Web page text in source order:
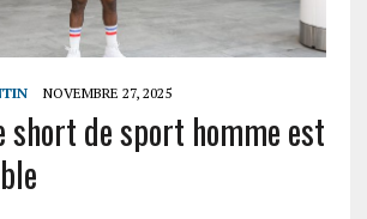
NOVEMBRE 27, 2025
short de sport homme est